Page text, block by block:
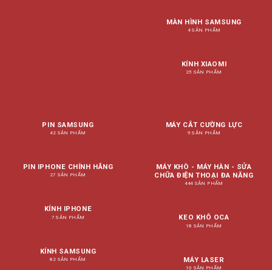
MÀN HÌNH SAMSUNG
4 SẢN PHẨM
KÍNH XIAOMI
25 SẢN PHẨM
PIN SAMSUNG
42 SẢN PHẨM
PIN IPHONE CHÍNH HÃNG
27 SẢN PHẨM
KÍNH IPHONE
7 SẢN PHẨM
KÍNH SAMSUNG
82 SẢN PHẨM
MÁY CẮT CƯỜNG LỰC
9 SẢN PHẨM
MÁY KHÒ - MÁY HÀN - SỬA
CHỮA ĐIỆN THOẠI ĐA NĂNG
444 SẢN PHẨM
KEO KHÔ OCA
18 SẢN PHẨM
MÁY LASER
10 SẢN PHẨM